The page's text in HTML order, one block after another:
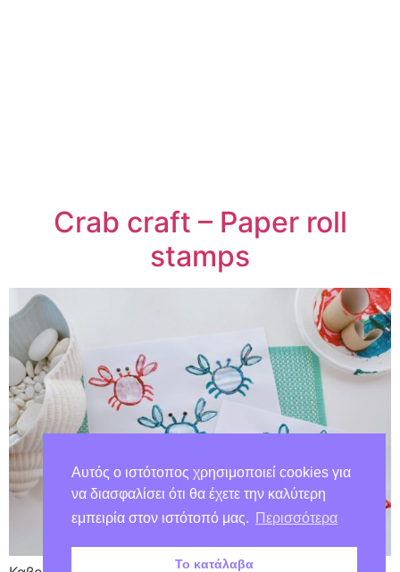
Crab craft – Paper roll
stamps
Αυτός ο ιστότοπος χρησιμοποιεί cookies για
να διασφαλίσει ότι θα έχετε την καλύτερη
εμπειρία στον ιστότοπό μας.
Περισσότερα
Το κατάλαβα